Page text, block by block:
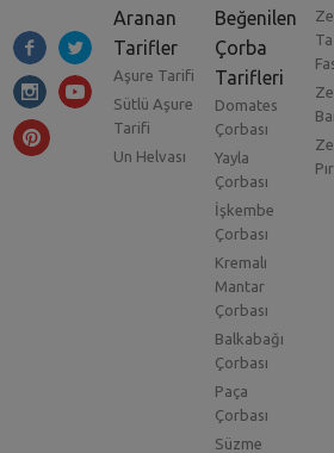
Aranan
Tarifler
Aşure Tarifi
Sütlü Aşure
Tarifi
Un Helvası
Beğenilen
Çorba
Tarifleri
Domates
Çorbası
Yayla
Çorbası
İşkembe
Çorbası
Kremalı
Mantar
Çorbası
Balkabağı
Çorbası
Paça
Çorbası
Süzme